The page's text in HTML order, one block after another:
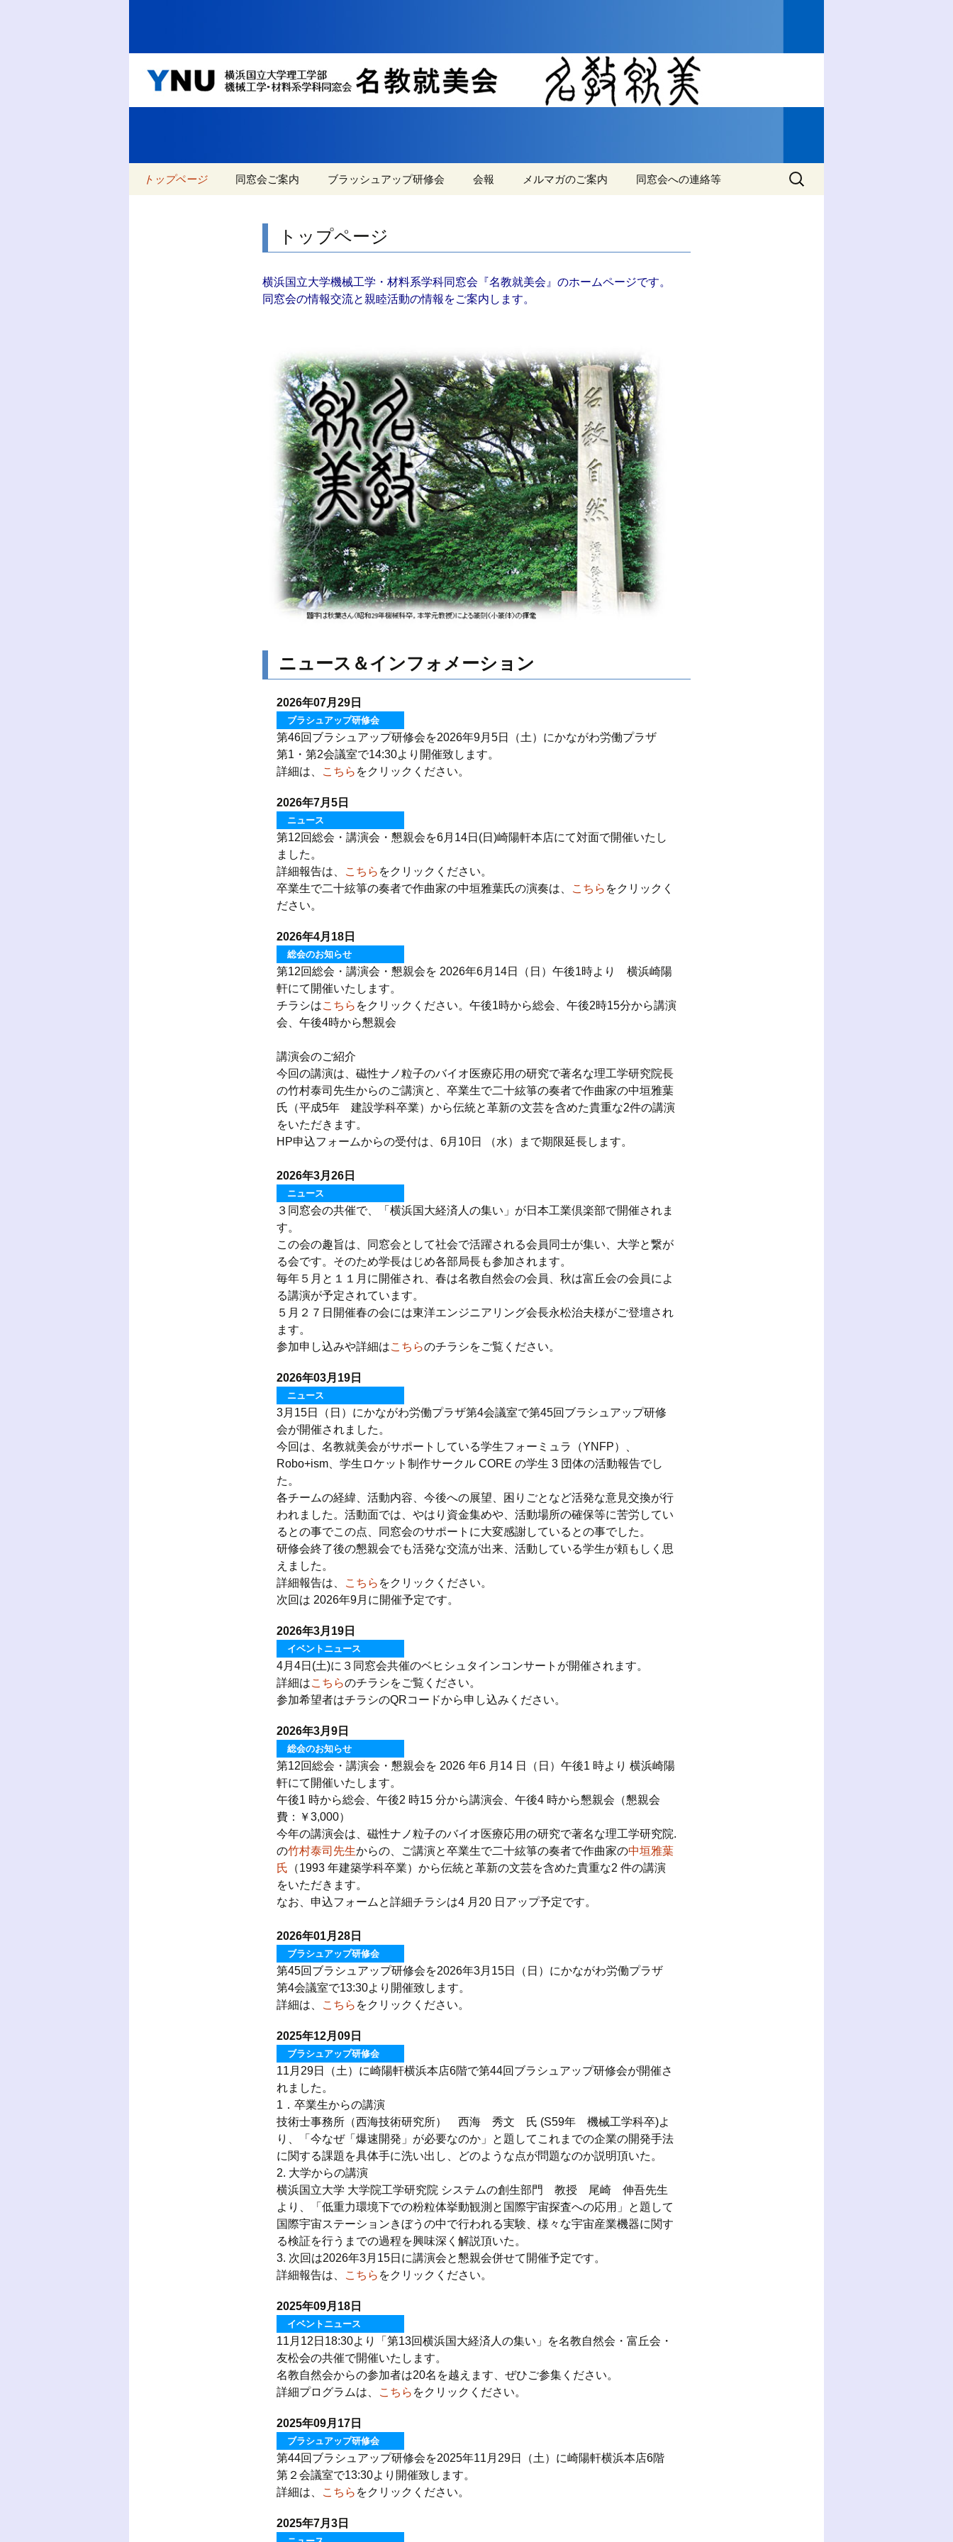
YNU 横浜国立大学機械工学・材料
系学科同窓会『名教就美会』
トップページ 同窓会ご案内 ブラッシュアップ研修会
第46回ブラシュアップ
研修会の概略
過去の開催履歴
会報 メルマガのご案内 同窓会への連絡等
検
トップページ
横浜国立大学機械工学・材料系学科同窓会『名教就美会』のホームページです。
同窓会の情報交流と親睦活動の情報をご案内します。
ニュース＆インフォメーション
2026年07月29日
ブラシュアップ研修会
第46回ブラシュアップ研修会を2026年9月5日（土）にかながわ労働プラザ
第1・第2会議室で14:30より開催致します。
詳細は、
こちら をクリックください。
2026年7月5日
ニュース
第12回総会・講演会・懇親会を6月14日(日)崎陽軒本店にて対面で開催いたし
ました。
詳細報告は、
こちら をクリックください。
卒業生で二十絃箏の奏者で作曲家の中垣雅葉氏の演奏は、
こちら をクリックく
ださい。
2026年4月18日
総会のお知らせ
第12回総会・講演会・懇親会を 2026年6月14日（日）午後1時より 横浜崎陽
軒にて開催いたします。
チラシはこちら をクリックください。午後1時から総会、午後2時15分から講演
会、午後4時から懇親会
講演会のご紹介
今回の講演は、磁性ナノ粒子のバイオ医療応用の研究で著名な理工学研究院長
の竹村泰司先生からのご講演と、卒業生で二十絃箏の奏者で作曲家の中垣雅葉
氏（平成5年 建設学科卒業）から伝統と革新の文芸を含めた貴重な2件の講演
をいただきます。
HP申込フォームからの受付は、6月10日 （水）まで期限延長します。
2026年3月26日
ニュース
３同窓会の共催で、「横浜国大経済人の集い」が日本工業倶楽部で開催されま
す。
この会の趣旨は、同窓会として社会で活躍される会員同士が集い、大学と繋が
る会です。そのため学長はじめ各部局長も参加されます。
毎年５月と１１月に開催され、春は名教自然会の会員、秋は富丘会の会員によ
る講演が予定されています。
５月２７日開催春の会には東洋エンジニアリング会長永松治夫様がご登壇され
ます。
参加申し込みや詳細はこちらのチラシをご覧ください。
2026年03月19日
ニュース
3月15日（日）にかながわ労働プラザ第4会議室で第45回ブラシュアップ研修
会が開催されました。
今回は、名教就美会がサポートしている学生フォーミュラ（YNFP）、
Robo+ism、学生ロケット制作サークル CORE の学生 3 団体の活動報告でし
た。
各チームの経緯、活動内容、今後への展望、困りごとなど活発な意見交換が行
われました。活動面では、やはり資金集めや、活動場所の確保等に苦労してい
るとの事でこの点、同窓会のサポートに大変感謝しているとの事でした。
研修会終了後の懇親会でも活発な交流が出来、活動している学生が頼もしく思
えました。
詳細報告は、
こちら をクリックください。
次回は 2026年9月に開催予定です。
2026年3月19日
イベントニュース
4月4日(土)に３同窓会共催のベヒシュタインコンサートが開催されます。
詳細はこちらのチラシをご覧ください。
参加希望者はチラシのQRコードから申し込みください。
2026年3月9日
総会のお知らせ
第12回総会・講演会・懇親会を 2026 年6 月14 日（日）午後1 時より 横浜崎陽
軒にて開催いたします。
午後1 時から総会、午後2 時15 分から講演会、午後4 時から懇親会（懇親会
費：￥3,000）
今年の講演会は、磁性ナノ粒子のバイオ医療応用の研究で著名な理工学研究院.
の竹村泰司先生からの、ご講演と卒業生で二十絃箏の奏者で作曲家の中垣雅葉
氏 （1993 年建築学科卒業）から伝統と革新の文芸を含めた貴重な2 件の講演
をいただきます。
なお、申込フォームと詳細チラシは4 月20 日アップ予定です。
2026年01月28日
ブラシュアップ研修会
第45回ブラシュアップ研修会を2026年3月15日（日）にかながわ労働プラザ
第4会議室で13:30より開催致します。
詳細は、
こちら をクリックください。
2025年12月09日
ブラシュアップ研修会
11月29日（土）に崎陽軒横浜本店6階で第44回ブラシュアップ研修会が開催さ
れました。
1．卒業生からの講演
技術士事務所（西海技術研究所） 西海 秀文 氏 (S59年 機械工学科卒)よ
り、「今なぜ「爆速開発」が必要なのか」と題してこれまでの企業の開発手法
に関する課題を具体手に洗い出し、どのような点が問題なのか説明頂いた。
2. 大学からの講演
横浜国立大学 大学院工学研究院 システムの創生部門 教授 尾崎 伸吾先生
より、「低重力環境下での粉粒体挙動観測と国際宇宙探査への応用」と題して
国際宇宙ステーションきぼうの中で行われる実験、様々な宇宙産業機器に関す
る検証を行うまでの過程を興味深く解説頂いた。
3. 次回は2026年3月15日に講演会と懇親会併せて開催予定です。
詳細報告は、
こちら をクリックください。
2025年09月18日
イベントニュース
11月12日18:30より「第13回横浜国大経済人の集い」を名教自然会・富丘会・
友松会の共催で開催いたします。
名教自然会からの参加者は20名を越えます、ぜひご参集ください。
詳細プログラムは、
こちら をクリックください。
2025年09月17日
ブラシュアップ研修会
第44回ブラシュアップ研修会を2025年11月29日（土）に崎陽軒横浜本店6階
第２会議室で13:30より開催致します。
詳細は、
こちら をクリックください。
2025年7月3日